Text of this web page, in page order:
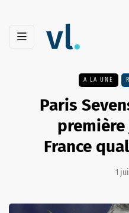
A LA UNE
Paris
France
1